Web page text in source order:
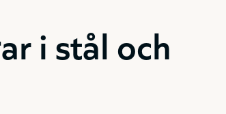
i stål och